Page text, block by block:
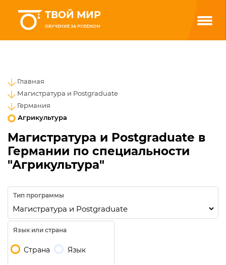
ТВОЙ МИР
ОБУЧЕНИЕ ЗА РУБЕЖОМ
Главная
Магистратура и Postgraduate
Германия
Агрикультура
Магистратура и Postgraduate в
Германии по специальности
"Агрикультура"
Тип программы
Язык или страна
Страна Язык